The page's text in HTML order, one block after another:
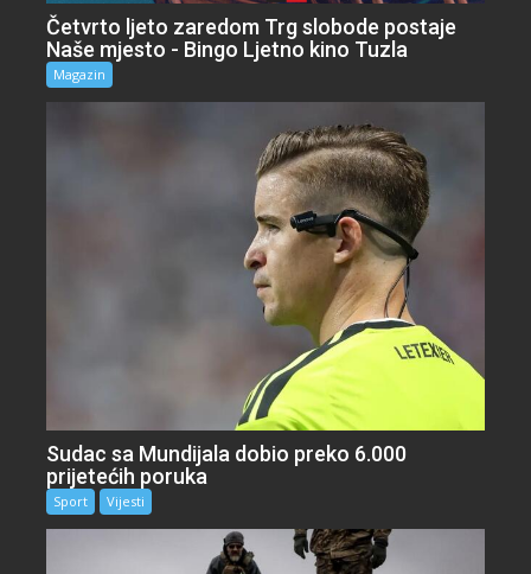
Četvrto ljeto zaredom Trg slobode postaje
Naše mjesto - Bingo Ljetno kino Tuzla
Magazin
Sudac sa Mundijala dobio preko 6.000
prijetećih poruka
Sport Vijesti